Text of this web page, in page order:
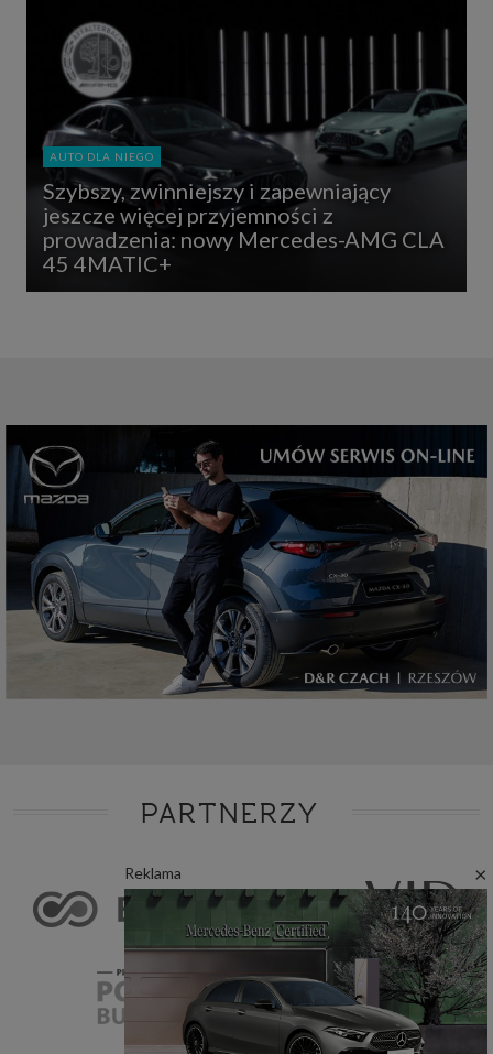
Reklama ×
AUTO DLA NIEGO
Szybszy, zwinniejszy i zapewniający
jeszcze więcej przyjemności z
prowadzenia: nowy Mercedes-AMG CLA
45 4MATIC+
PARTNERZY